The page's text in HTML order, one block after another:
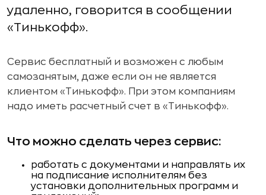
удаленно, говорится в сообщении
«Тинькофф».
Сервис бесплатный и возможен с любым
самозанятым, даже если он не является
клиентом «Тинькофф». При этом компаниям
надо иметь расчетный счет в «Тинькофф».
Что можно сделать через сервис:
работать с документами и направлять их
на подписание исполнителям без
установки дополнительных программ и